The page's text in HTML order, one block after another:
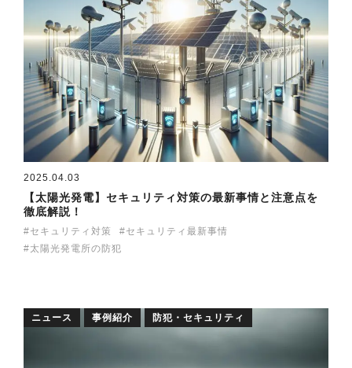
2025.04.03
【太陽光発電】セキュリティ対策の最新事情と注意点を
徹底解説！
セキュリティ対策
セキュリティ最新事情
太陽光発電所の防犯
ニュース 事例紹介 防犯・セキュリティ